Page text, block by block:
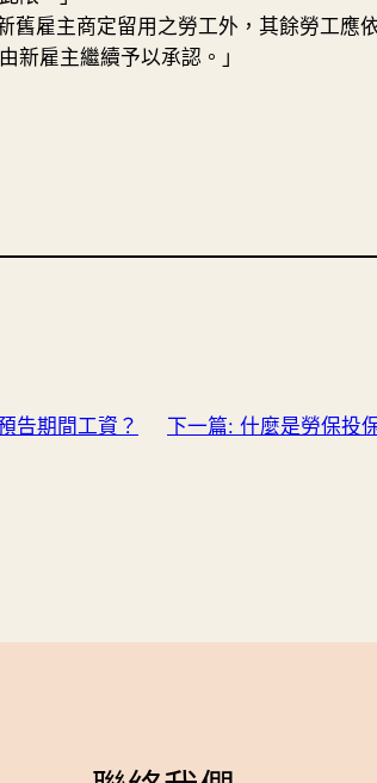
舊雇主商定留用之勞工外，其餘勞工應
新雇主繼續予以承認。」
告期間工資？ 下一篇: 什麼是勞保投